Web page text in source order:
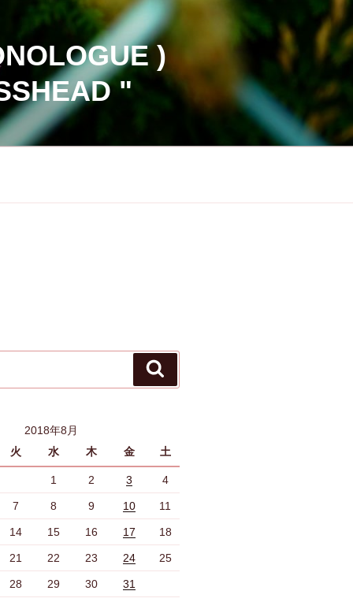
)
"
索
2018年8月
火 水 木 金 土
1 2 3 4
7 8 9 10 11
14 15 16 17 18
21 22 23 24 25
28 29 30 31